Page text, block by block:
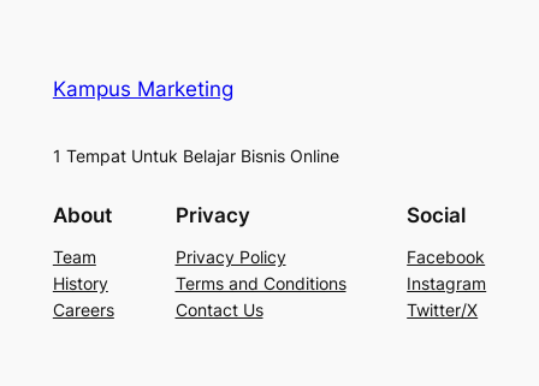
Kampus Marketing
1 Tempat Untuk Belajar Bisnis Online
About
Team
History
Careers
Privacy
Privacy Policy
Terms and Conditions
Contact Us
Social
Facebook
Instagram
Twitter/X